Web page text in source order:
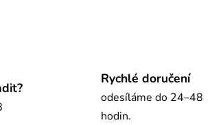
Rychlé doručení
odesíláme do 24–48
hodin.